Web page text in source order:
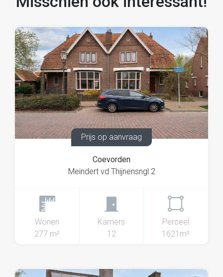
Prijs op aanvraag
Coevorden
Meindert vd Thijnensngl 2
Wonen
277 m²
Kamers
12
Perceel
1621m²